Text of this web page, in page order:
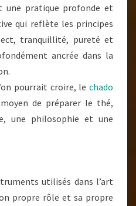
une pratique profonde et
qui reflète les principes
tranquillité, pureté et
ancrée dans la
pourrait croire, le chado
de préparer le thé,
une philosophie et une
utilisés dans l’art
propre rôle et sa propre